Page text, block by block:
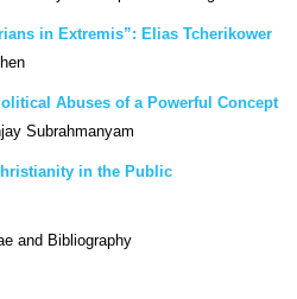
in Extremis”: Elias Tcherikower
Abuses of a Powerful Concept
Subrahmanyam
in the Public
and Bibliography